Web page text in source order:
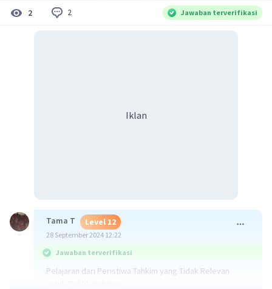
2 2 Jawaban terverifikasi
Iklan
Tama T Level 12
28 September 2024 12:22
Jawaban terverifikasi
Pelajaran dari Peristiwa Tahkim yang Tidak Relevan